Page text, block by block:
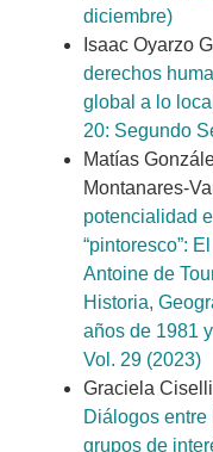
diciembre)
Isaac Oyarzo
derechos
global a lo local
20: Segundo
Matías
Montanares-
potencialidad
“pintoresco”:
Antoine de
Historia,
años de 1981
Vol. 29 (2023)
Graciela
Diálogos
grupos de